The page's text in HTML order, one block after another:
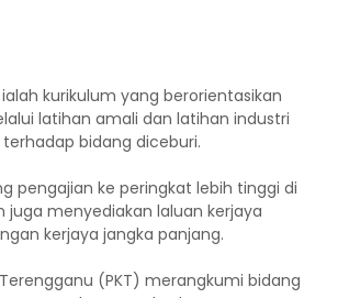
kurikulum yang berorientasikan
latihan amali dan latihan industri
bidang diceburi.
pengajian ke peringkat lebih tinggi di
menyediakan laluan kerjaya
kerjaya jangka panjang.
(PKT) merangkumi bidang